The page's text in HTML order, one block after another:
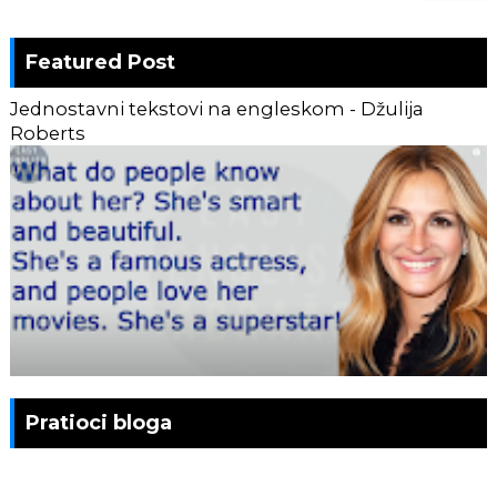
Featured Post
Jednostavni tekstovi na engleskom - Džulija
Roberts
Pratioci bloga